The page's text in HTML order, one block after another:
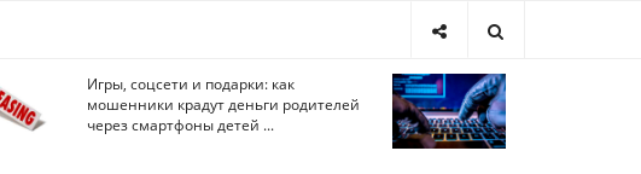
Игры, соцсети и подарки: как
мошенники крадут деньги родителей
через смартфоны детей ...